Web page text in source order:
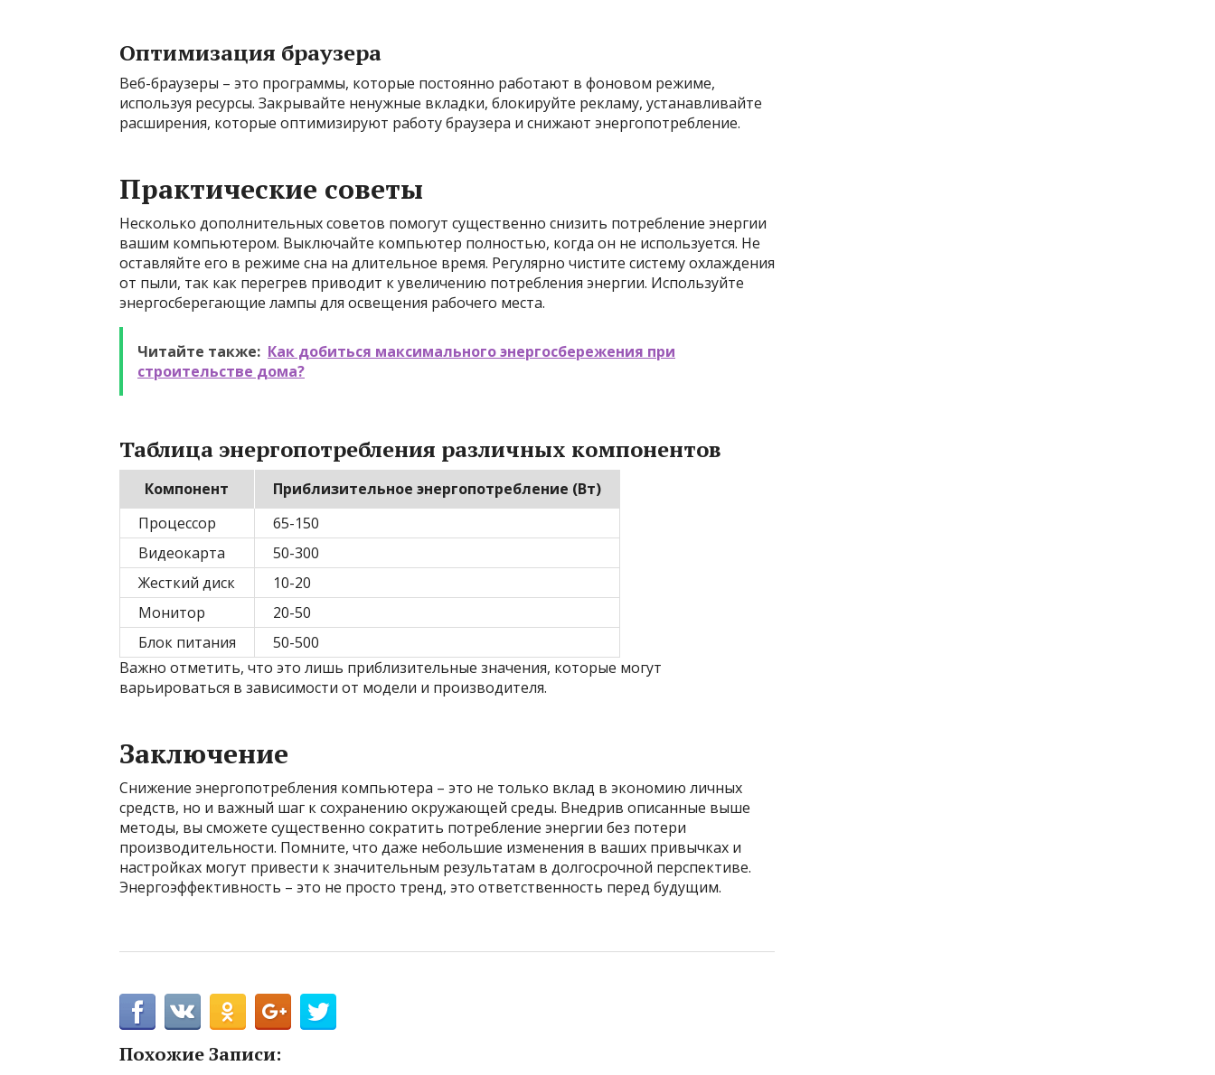
Оптимизация браузера
Веб-браузеры – это программы, которые постоянно работают в фоновом режиме,
используя ресурсы. Закрывайте ненужные вкладки, блокируйте рекламу, устанавливайте
расширения, которые оптимизируют работу браузера и снижают энергопотребление.
Практические советы
Несколько дополнительных советов помогут существенно снизить потребление энергии
вашим компьютером. Выключайте компьютер полностью, когда он не используется. Не
оставляйте его в режиме сна на длительное время. Регулярно чистите систему охлаждения
от пыли, так как перегрев приводит к увеличению потребления энергии. Используйте
энергосберегающие лампы для освещения рабочего места.
Читайте также: Как добиться максимального энергосбережения при
строительстве дома?
Таблица энергопотребления различных компонентов
Компонент
Приблизительное энергопотребление (Вт)
Процессор
65-150
Видеокарта
50-300
Жесткий диск
10-20
Монитор
20-50
Блок питания
50-500
Важно отметить, что это лишь приблизительные значения, которые могут
варьироваться в зависимости от модели и производителя.
Заключение
Снижение энергопотребления компьютера – это не только вклад в экономию личных
средств, но и важный шаг к сохранению окружающей среды. Внедрив описанные выше
методы, вы сможете существенно сократить потребление энергии без потери
производительности. Помните, что даже небольшие изменения в ваших привычках и
настройках могут привести к значительным результатам в долгосрочной перспективе.
Энергоэффективность – это не просто тренд, это ответственность перед будущим.
Похожие Записи: